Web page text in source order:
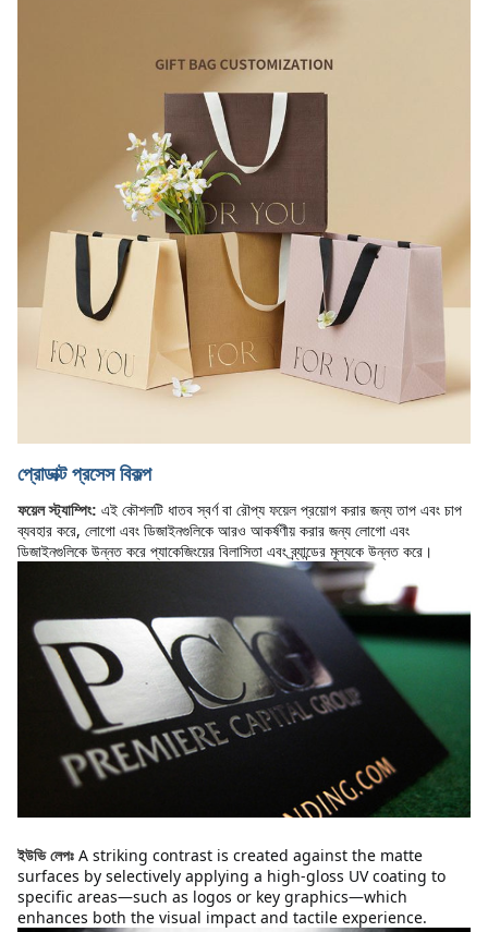
প্রোডাক্ট প্রসেস বিকল্প
ফয়েল স্ট্যাম্পিং: এই কৌশলটি ধাতব স্বর্ণ বা রৌপ্য ফয়েল প্রয়োগ করার জন্য তাপ এবং চাপ
ব্যবহার করে, লোগো এবং ডিজাইনগুলিকে আরও আকর্ষণীয় করার জন্য লোগো এবং
ডিজাইনগুলিকে উন্নত করে প্যাকেজিংয়ের বিলাসিতা এবং ব্র্যান্ডের মূল্যকে উন্নত করে।
ইউভি লেপঃ A striking contrast is created against the matte
surfaces by selectively applying a high-gloss UV coating to
specific areas—such as logos or key graphics—which
enhances both the visual impact and tactile experience.